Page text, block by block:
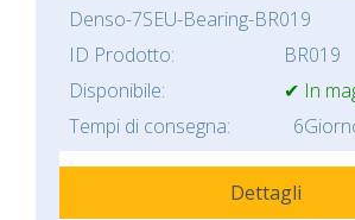
Denso-7SEU-Bearing-BR019
ID Prodotto:
BR019
Disponibile:
✔ In
Tempi di consegna:
Dettagli